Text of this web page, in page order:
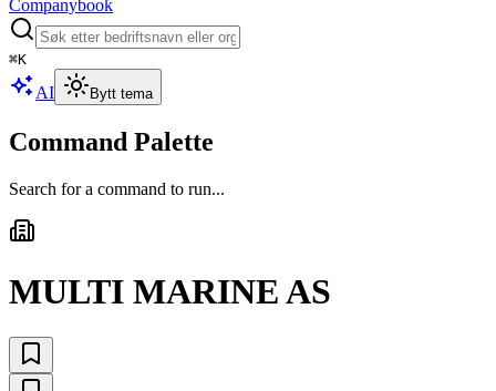
Companybook
⌘K
AI Bytt tema
Command Palette
Search for a command to run...
MULTI MARINE AS